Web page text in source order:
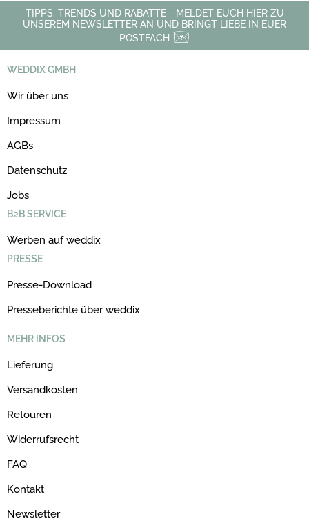
TIPPS, TRENDS UND RABATTE - MELDET EUCH HIER ZU
UNSEREM NEWSLETTER AN UND BRINGT LIEBE IN EUER
POSTFACH
WEDDIX GMBH
Wir über uns
Impressum
AGBs
Datenschutz
Jobs
B2B SERVICE
Werben auf weddix
PRESSE
Presse-Download
Presseberichte über weddix
MEHR INFOS
Lieferung
Versandkosten
Retouren
Widerrufsrecht
FAQ
Kontakt
Newsletter